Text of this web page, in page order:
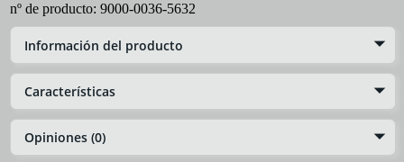
nº de producto: 9000-0036-5632
Información del producto
Características
Opiniones (0)